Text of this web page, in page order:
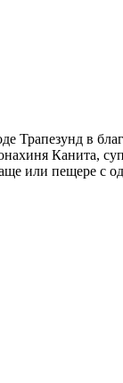
Трапезунд в
Канита,
или пещере с